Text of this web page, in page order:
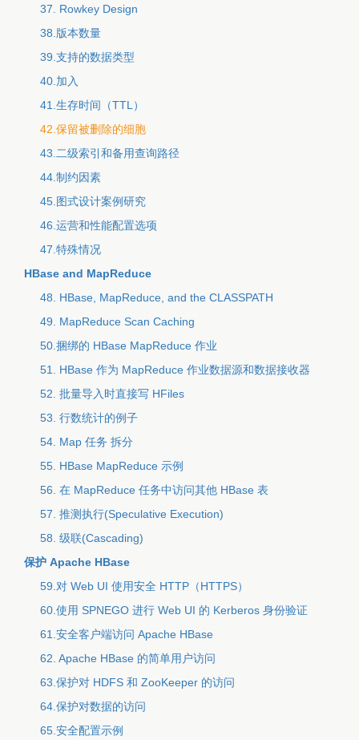
37. Rowkey Design
38.版本数量
39.支持的数据类型
40.加入
41.生存时间（TTL）
42.保留被删除的细胞
43.二级索引和备用查询路径
44.制约因素
45.图式设计案例研究
46.运营和性能配置选项
47.特殊情况
HBase and MapReduce
48. HBase, MapReduce, and the CLASSPATH
49. MapReduce Scan Caching
50.捆绑的 HBase MapReduce 作业
51. HBase 作为 MapReduce 作业数据源和数据接收器
52. 批量导入时直接写 HFiles
53. 行数统计的例子
54. Map 任务 拆分
55. HBase MapReduce 示例
56. 在 MapReduce 任务中访问其他 HBase 表
57. 推测执行(Speculative Execution)
58. 级联(Cascading)
保护 Apache HBase
59.对 Web UI 使用安全 HTTP（HTTPS）
60.使用 SPNEGO 进行 Web UI 的 Kerberos 身份验证
61.安全客户端访问 Apache HBase
62. Apache HBase 的简单用户访问
63.保护对 HDFS 和 ZooKeeper 的访问
64.保护对数据的访问
65.安全配置示例